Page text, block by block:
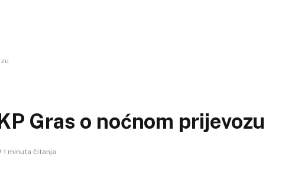
Gras o noćnom prijevozu
1 minuta čitanja